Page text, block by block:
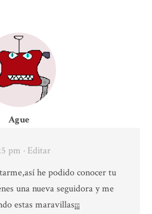
Ague
pm · Editar
he podido conocer tu
una nueva seguidora y me
estas maravillas¡¡¡